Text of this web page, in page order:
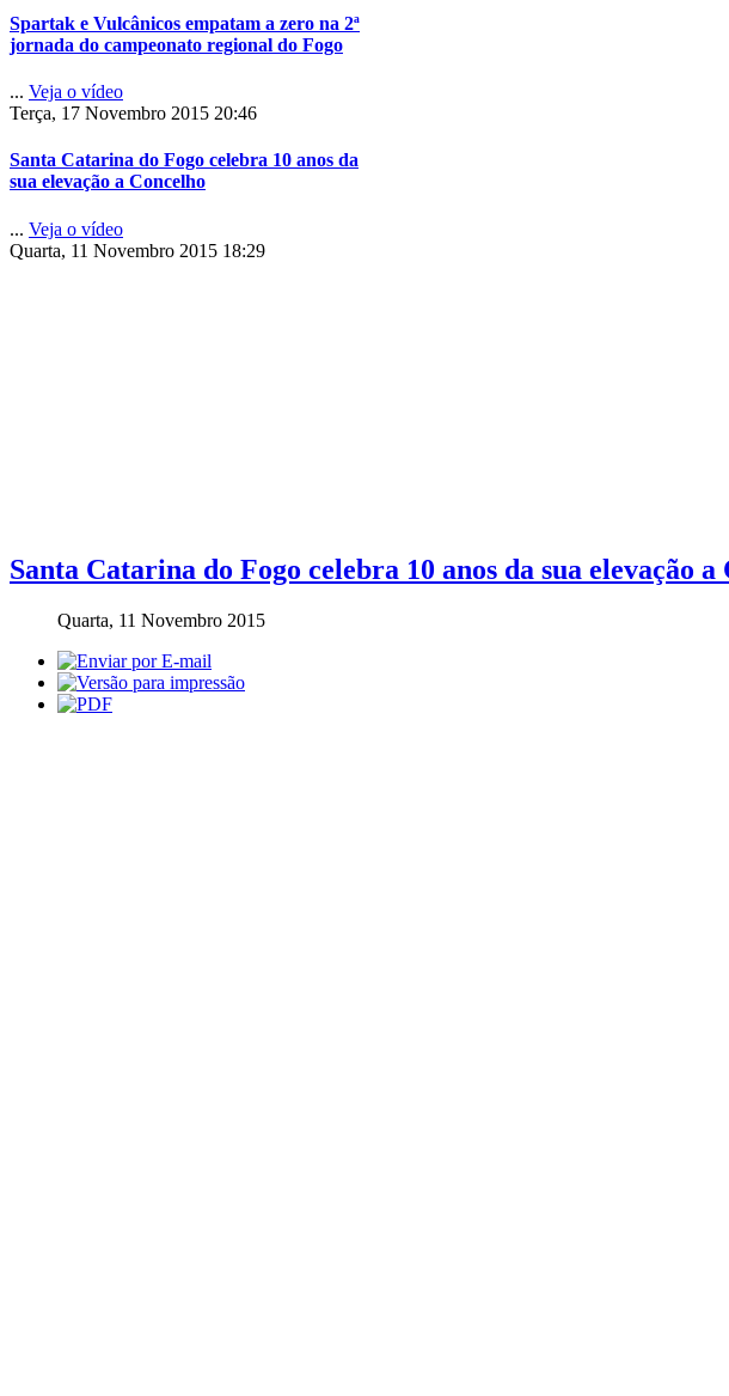
Spartak e Vulcânicos empatam a zero na 2ª
jornada do campeonato regional do Fogo
... Veja o vídeo
Terça, 17 Novembro 2015 20:46
Santa Catarina do Fogo celebra 10 anos da
sua elevação a Concelho
... Veja o vídeo
Quarta, 11 Novembro 2015 18:29
Santa Catarina do Fogo celebra 10 anos da sua elevação a
Quarta, 11 Novembro 2015